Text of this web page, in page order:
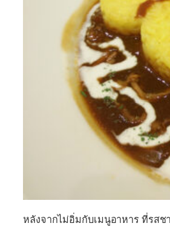
หลังจากไม่อิ่มกับเมนูอาหาร ที่รสช